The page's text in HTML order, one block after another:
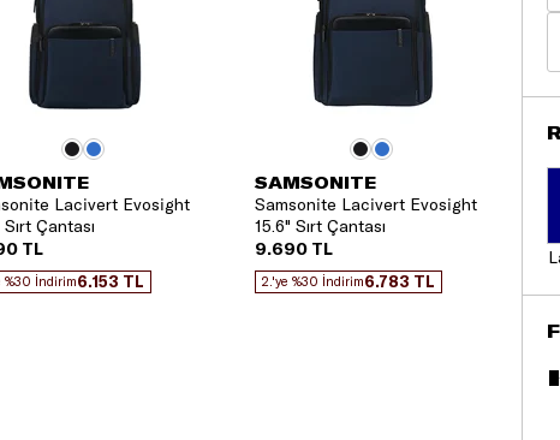
Lacivert Evosight
Sırt Çantası
TL
%30 İndirim6.153 TL
SAMSONITE
Samsonite Lacivert Evosight
15.6" Sırt Çantası
9.690 TL
2.'ye %30 İndirim6.783 TL